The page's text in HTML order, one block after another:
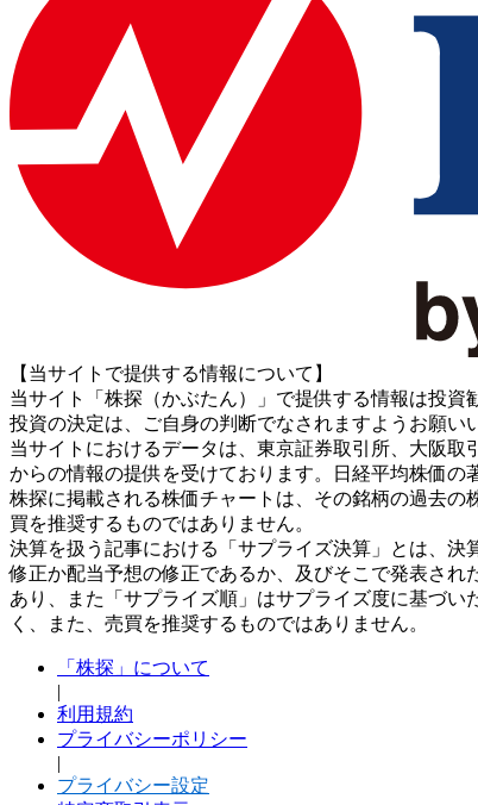
【当サイトで提供する情報について】
当サイト「株探（かぶたん）」で提供する情報は投資
投資の決定は、ご自身の判断でなされますようお願い
当サイトにおけるデータは、東京証券取引所、大阪取
からの情報の提供を受けております。日経平均株価の
株探に掲載される株価チャートは、その銘柄の過去
買を推奨するものではありません。
決算を扱う記事における「サプライズ決算」とは、
修正か配当予想の修正であるか、及びそこで発表さ
あり、また「サプライズ順」はサプライズ度に基づ
く、また、売買を推奨するものではありません。
「株探」について
|
利用規約
プライバシーポリシー
|
プライバシー設定